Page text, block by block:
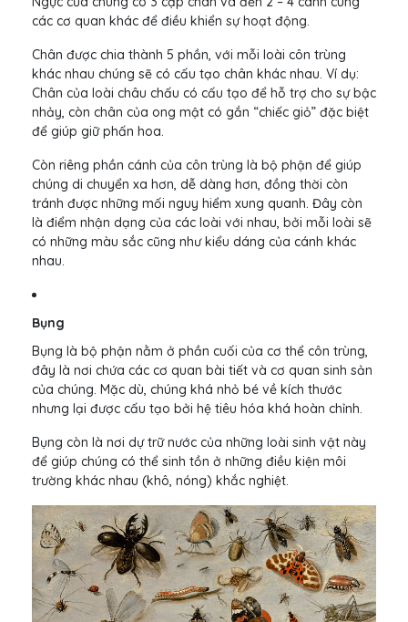
các cơ quan khác để điều khiển sự hoạt động.
Chân được chia thành 5 phần, với mỗi loài côn trùng
khác nhau chúng sẽ có cấu tạo chân khác nhau. Ví dụ:
Chân của loài châu chấu có cấu tạo để hỗ trợ cho sự bậc
nhảy, còn chân của ong mật có gắn “chiếc giỏ” đặc biệt
để giúp giữ phấn hoa.
Còn riêng phần cánh của côn trùng là bộ phận để giúp
chúng di chuyển xa hơn, dễ dàng hơn, đồng thời còn
tránh được những mối nguy hiểm xung quanh. Đây còn
là điểm nhận dạng của các loài với nhau, bởi mỗi loài sẽ
có những màu sắc cũng như kiểu dáng của cánh khác
nhau.
Bụng
Bụng là bộ phận nằm ở phần cuối của cơ thể côn trùng,
đây là nơi chứa các cơ quan bài tiết và cơ quan sinh sản
của chúng. Mặc dù, chúng khá nhỏ bé về kích thước
nhưng lại được cấu tạo bởi hệ tiêu hóa khá hoàn chỉnh.
Bụng còn là nơi dự trữ nước của những loài sinh vật này
để giúp chúng có thể sinh tồn ở những điều kiện môi
trường khác nhau (khô, nóng) khắc nghiệt.